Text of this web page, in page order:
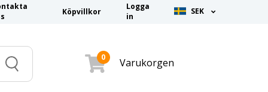
Köpvillkor
Logga
in
SEK
Search
0 Varukorgen